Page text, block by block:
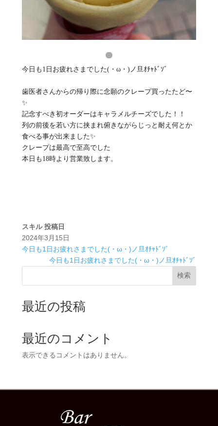
今日も1日お疲れさまでした(・ω・)ノ旦ｵﾁｬﾄﾞｿﾞ
歯医者さんからの帰り際に念願のクレープ買ったたど〜
✨
記念すべき初オーダーはキャラメルチーズでした！！
列の前後を若い方に挟まれ俯きながらじっと耐え何とか
食べる事が出来ました✨
クレープは最高で至高でした
本日も18時より営業致します。
スキル 投稿日
2024年3月15日
今日も1日お疲れさまでした(・ω・)ノ旦ｵﾁｬﾄﾞｿﾞ
今日も1日お疲れさまでした(・ω・)ノ旦ｵﾁｬﾄﾞｿﾞ
検索
最近の投稿
最近のコメント
表示できるコメントはありません。